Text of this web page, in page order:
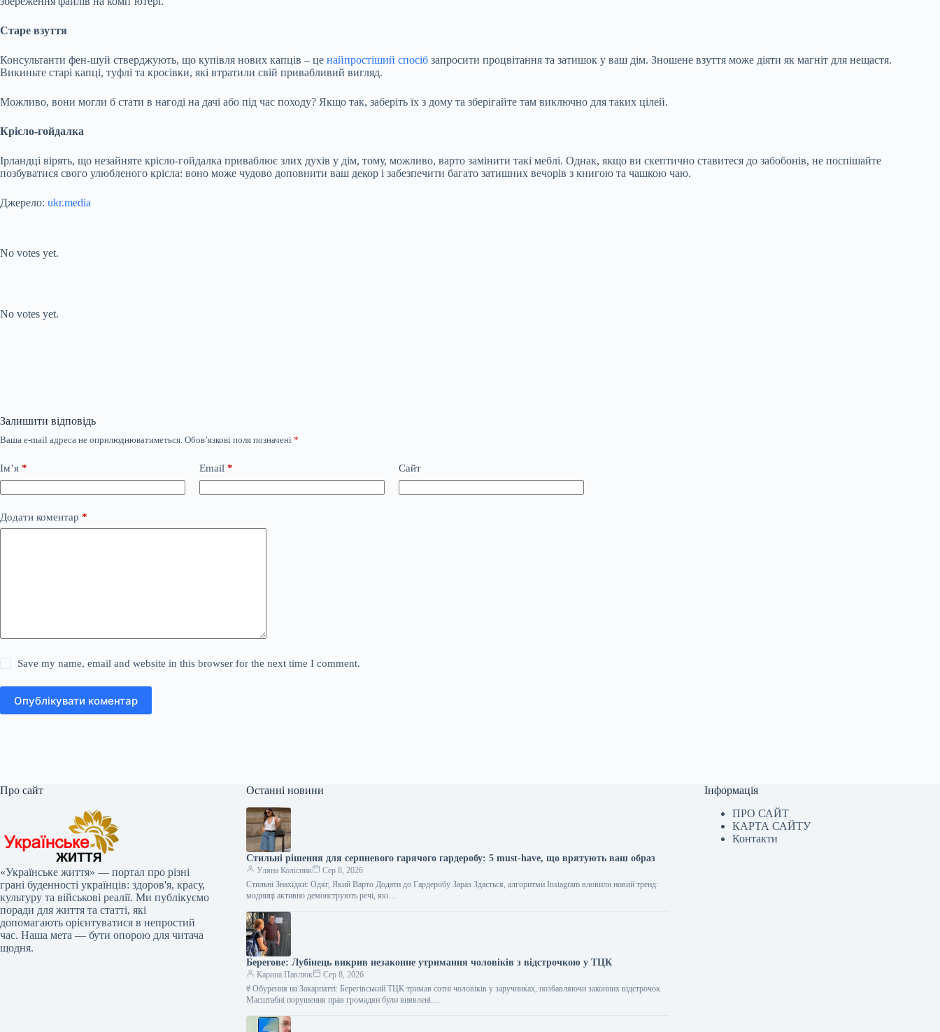
Старе взуття
Консультанти фен-шуй стверджують, що купівля нових капців – це найпростіший спосіб запросити процвітання та затишок у ваш дім. Зношене взуття може діяти як магніт для нещастя.
Викиньте старі капці, туфлі та кросівки, які втратили свій привабливий вигляд.
Можливо, вони могли б стати в нагоді на дачі або під час походу? Якщо так, заберіть їх з дому та зберігайте там виключно для таких цілей.
Крісло-гойдалка
Ірландці вірять, що незайняте крісло-гойдалка приваблює злих духів у дім, тому, можливо, варто замінити такі меблі. Однак, якщо ви скептично ставитеся до забобонів, не поспішайте
позбуватися свого улюбленого крісла: воно може чудово доповнити ваш декор і забезпечити багато затишних вечорів з книгою та чашкою чаю.
Джерело: ukr.media
No votes yet.
No votes yet.
Залишити відповідь
Ваша e-mail адреса не оприлюднюватиметься. Обов’язкові поля позначені *
Ім’я * Email * Сайт
Додати коментар *
Save my name, email and website in this browser for the next time I comment.
Опублікувати коментар
Про сайт
«Українське життя» — портал про різні
грані буденності українців: здоров'я, красу,
культуру та військові реалії. Ми публікуємо
поради для життя та статті, які
допомагають орієнтуватися в непростий
час. Наша мета — бути опорою для читача
щодня.
Останні новини
Стильні рішення для серпневого гарячого гардеробу: 5 must-have, що врятують ваш образ
Уляна Колісник
Сер 8, 2026
Стильні Знахідки: Одяг, Який Варто Додати до Гардеробу Зараз Здається, алгоритми Instagram вловили новий тренд:
модниці активно демонструють речі, які…
Берегове: Лубінець викрив незаконне утримання чоловіків з відстрочкою у ТЦК
Карина Павлюк
Сер 8, 2026
# Обурення на Закарпатті: Берегівський ТЦК тримав сотні чоловіків у заручниках, позбавляючи законних відстрочок
Масштабні порушення прав громадян були виявлені…
Інформація
ПРО САЙТ
КАРТА САЙТУ
Контакти